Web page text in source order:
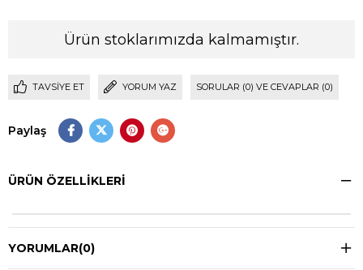
Ürün stoklarımızda kalmamıştır.
TAVSIYE ET YORUM YAZ SORULAR (0) VE CEVAPLAR (0)
Paylaş
ÜRÜN ÖZELLIKLERI
YORUMLAR(0)